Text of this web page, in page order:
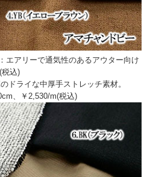
： エアリーで通気性のあるアウター向け
込)
ドライな中厚手ストレッチ素材。
、￥2,530/m(税込)